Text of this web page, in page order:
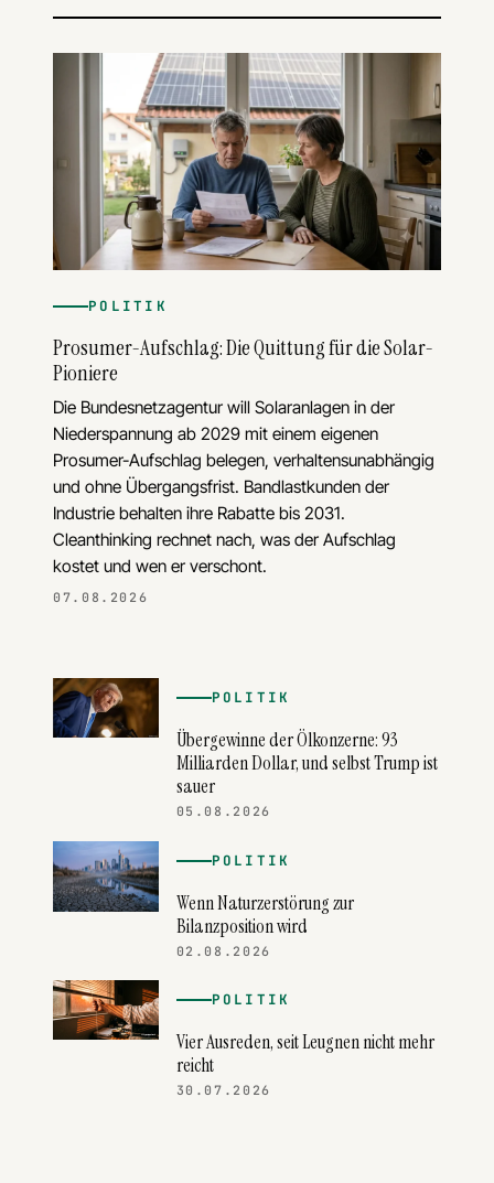
POLITIK
Prosumer-Aufschlag: Die Quittung für die Solar-
Pioniere
Die Bundesnetzagentur will Solaranlagen in der
Niederspannung ab 2029 mit einem eigenen
Prosumer-Aufschlag belegen, verhaltensunabhängig
und ohne Übergangsfrist. Bandlastkunden der
Industrie behalten ihre Rabatte bis 2031.
Cleanthinking rechnet nach, was der Aufschlag
kostet und wen er verschont.
07.08.2026
POLITIK
Übergewinne der Ölkonzerne: 93
Milliarden Dollar, und selbst Trump ist
sauer
05.08.2026
POLITIK
Wenn Naturzerstörung zur
Bilanzposition wird
02.08.2026
POLITIK
Vier Ausreden, seit Leugnen nicht mehr
reicht
30.07.2026